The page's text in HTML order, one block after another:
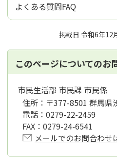
よくある質問FAQ
掲載日 令和6年12
このページについてのお
市民生活部 市民課 市民係
住所： 〒377-8501 群馬県
電話： 0279-22-2459
FAX： 0279-24-6541
メールでのお問合わせ